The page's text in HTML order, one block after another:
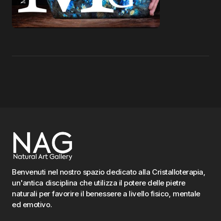
Benvenuti nel nostro spazio dedicato alla Cristalloterapia,
un'antica disciplina che utilizza il potere delle pietre
naturali per favorire il benessere a livello fisico, mentale
ed emotivo.